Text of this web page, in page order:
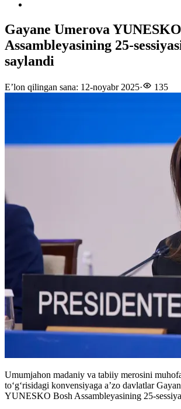
Gayane Umerova
Assambleyasining 25-
saylandi
E’lon qilingan sana: 12-noyabr 2025· 135
Umumjahon madaniy va tabiiy merosini
to‘g‘risidagi konvensiyaga a’zo davlatlar
YUNESKO Bosh Assambleyasining 25-